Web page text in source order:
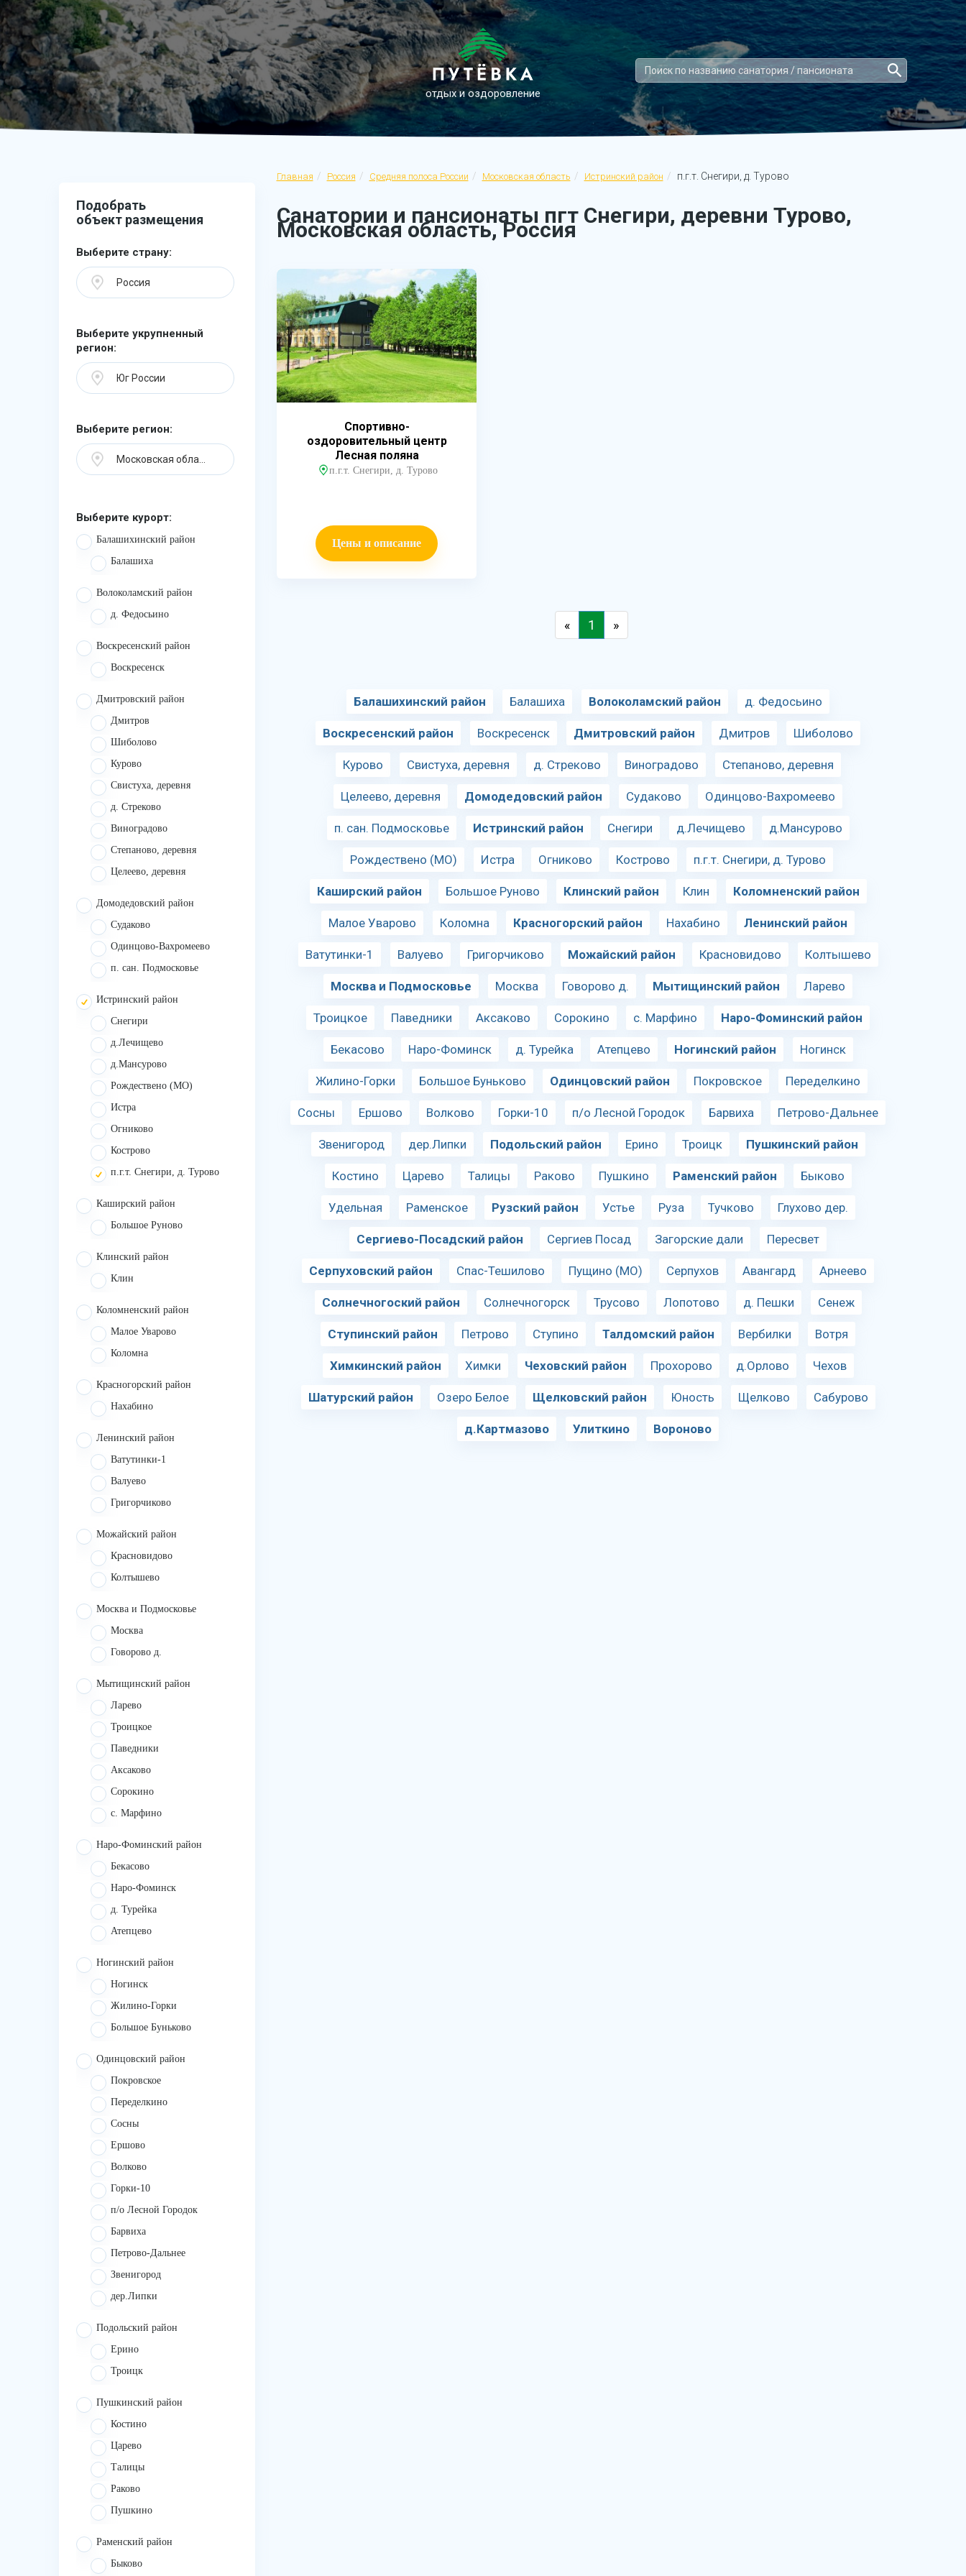
отдых и оздоровление
Главная Россия Средняя полоса России Московская область Истринский район п.г.т. Снегири, д. Турово
Санатории и пансионаты пгт Снегири, деревни Турово,
Московская область, Россия
Подобрать
объект размещения
Выберите страну:
Россия
Выберите укрупненный
регион:
Юг России
Выберите регион:
Московская область
Выберите курорт:
Балашихинский район
Балашиха
Волоколамский район
д. Федосьино
Воскресенский район
Воскресенск
Дмитровский район
Дмитров
Шиболово
Курово
Свистуха, деревня
д. Стреково
Виноградово
Степаново, деревня
Целеево, деревня
Домодедовский район
Судаково
Одинцово-Вахромеево
п. сан. Подмосковье
Истринский район
Снегири
д.Лечищево
д.Мансурово
Рождествено (МО)
Истра
Огниково
Кострово
п.г.т. Снегири, д. Турово
Каширский район
Большое Руново
Клинский район
Клин
Коломненский район
Малое Уварово
Коломна
Красногорский район
Нахабино
Ленинский район
Ватутинки-1
Валуево
Григорчиково
Можайский район
Красновидово
Колтышево
Москва и Подмосковье
Москва
Говорово д.
Мытищинский район
Ларево
Троицкое
Паведники
Аксаково
Сорокино
с. Марфино
Наро-Фоминский район
Бекасово
Наро-Фоминск
д. Турейка
Атепцево
Ногинский район
Ногинск
Жилино-Горки
Большое Буньково
Одинцовский район
Покровское
Переделкино
Сосны
Ершово
Волково
Горки-10
п/о Лесной Городок
Барвиха
Петрово-Дальнее
Звенигород
дер.Липки
Подольский район
Ерино
Троицк
Пушкинский район
Костино
Царево
Талицы
Раково
Пушкино
Раменский район
Быково
Спортивно-
оздоровительный центр
Лесная поляна
п.г.т. Снегири, д. Турово
Цены и описание
« 1 »
Балашихинский район Балашиха Волоколамский район д. Федосьино
Воскресенский район Воскресенск Дмитровский район Дмитров Шиболово
Курово Свистуха, деревня д. Стреково Виноградово Степаново, деревня
Целеево, деревня Домодедовский район Судаково Одинцово-Вахромеево
п. сан. Подмосковье Истринский район Снегири д.Лечищево д.Мансурово
Рождествено (МО) Истра Огниково Кострово п.г.т. Снегири, д. Турово
Каширский район Большое Руново Клинский район Клин Коломненский район
Малое Уварово Коломна Красногорский район Нахабино Ленинский район
Ватутинки-1 Валуево Григорчиково Можайский район Красновидово Колтышево
Москва и Подмосковье Москва Говорово д. Мытищинский район Ларево
Троицкое Паведники Аксаково Сорокино с. Марфино Наро-Фоминский район
Бекасово Наро-Фоминск д. Турейка Атепцево Ногинский район Ногинск
Жилино-Горки Большое Буньково Одинцовский район Покровское Переделкино
Сосны Ершово Волково Горки-10 п/о Лесной Городок Барвиха Петрово-Дальнее
Звенигород дер.Липки Подольский район Ерино Троицк Пушкинский район
Костино Царево Талицы Раково Пушкино Раменский район Быково
Удельная Раменское Рузский район Устье Руза Тучково Глухово дер.
Сергиево-Посадский район Сергиев Посад Загорские дали Пересвет
Серпуховский район Спас-Тешилово Пущино (МО) Серпухов Авангард Арнеево
Солнечногоский район Солнечногорск Трусово Лопотово д. Пешки Сенеж
Ступинский район Петрово Ступино Талдомский район Вербилки Вотря
Химкинский район Химки Чеховский район Прохорово д.Орлово Чехов
Шатурский район Озеро Белое Щелковский район Юность Щелково Сабурово
д.Картмазово Улиткино Вороново